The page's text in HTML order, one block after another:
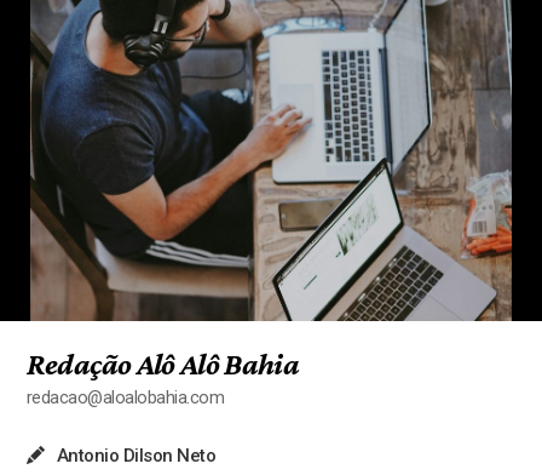
Redação Alô Alô Bahia
redacao@aloalobahia.com
Antonio Dilson Neto